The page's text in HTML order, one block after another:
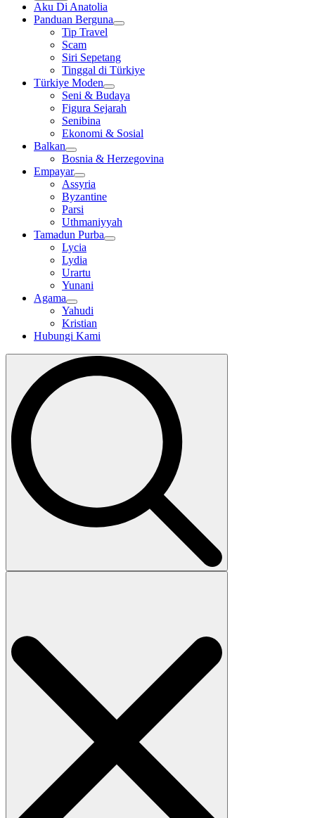
Aku Di Anatolia
Panduan Berguna
Tip Travel
Scam
Siri Sepetang
Tinggal di Türkiye
Türkiye Moden
Seni & Budaya
Figura Sejarah
Senibina
Ekonomi & Sosial
Balkan
Bosnia & Herzegovina
Empayar
Assyria
Byzantine
Parsi
Uthmaniyyah
Tamadun Purba
Lycia
Lydia
Urartu
Yunani
Agama
Yahudi
Kristian
Hubungi Kami
Search